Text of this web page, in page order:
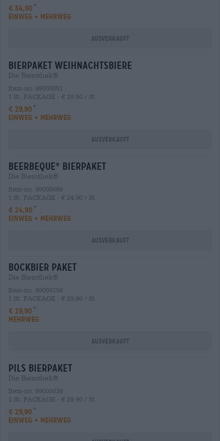
€ 34,90
EINWEG + MEHRWEG
Ausverkauft
Bierpaket weihnachtsbiere
Die Bierothek®
Item-no. 99000051
1 St. PACKAGE - € 29,90 / St.
€ 29,90
EINWEG + MEHRWEG
Ausverkauft
beerbeque® Bierpaket
Die Bierothek®
Item-no. 99000066
1 St. PACKAGE - € 24,90 / St.
€ 24,90
EINWEG + MEHRWEG
Ausverkauft
bockbier Paket
Die Bierothek®
Item-no. 99000158
1 St. PACKAGE - € 29,90 / St.
€ 29,90
MEHRWEG
Ausverkauft
Pils Bierpaket
Die Bierothek®
Item-no. 99000039
1 St. PACKAGE - € 29,90 / St.
€ 29,90
EINWEG + MEHRWEG